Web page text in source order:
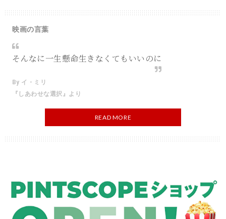
映画の言葉
そんなに一生懸命生きなくてもいいのに
By イ・ミリ
『しあわせな選択』より
READ MORE